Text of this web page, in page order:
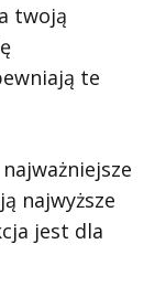
twoją
te
najwyższe
jest dla